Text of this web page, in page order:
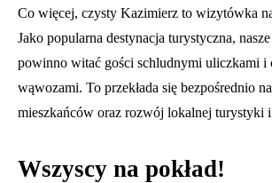
Co więcej, czysty Kazimierz to wizytówka
Jako popularna destynacja turystyczna,
powinno witać gości schludnymi uliczkami i
wąwozami. To przekłada się bezpośrednio
mieszkańców oraz rozwój lokalnej turystyki
Wszyscy na pokład!